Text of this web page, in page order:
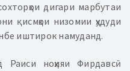
дигари марбутаи
қисмҳои низомии ҳудуди
иштирок намуданд.
ноҳияи Фирдавсӣ